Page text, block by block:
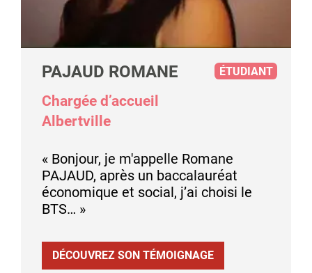
PAJAUD ROMANE
Chargée d’accueil
Albertville
« Bonjour, je m'appelle Romane
PAJAUD, après un baccalauréat
économique et social, j’ai choisi le
BTS… »
ÉTUDIANT
DÉCOUVREZ SON TÉMOIGNAGE